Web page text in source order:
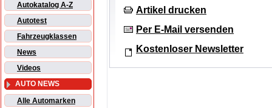
Autokatalog A-Z
Autotest
Fahrzeugklassen
News
Videos
AUTO NEWS
Alle Automarken
Artikel drucken
Per E-Mail versenden
Kostenloser Newsletter